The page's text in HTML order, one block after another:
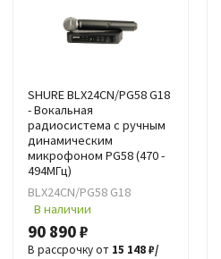
SHURE BLX24CN/PG58 G18
- Вокальная
радиосистема с ручным
динамическим
микрофоном PG58 (470 -
494МГц)
BLX24CN/PG58 G18
В наличии
90 890 ₽
В рассрочку от 15 148 ₽/